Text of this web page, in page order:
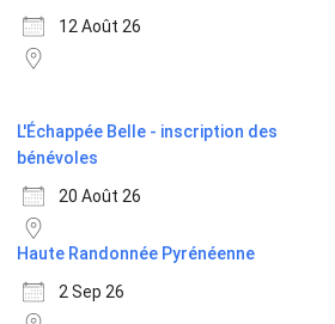
12 Août 26
L'Échappée Belle - inscription des
bénévoles
20 Août 26
Haute Randonnée Pyrénéenne
2 Sep 26